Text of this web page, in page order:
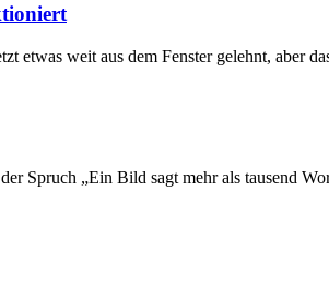
etwas weit aus dem Fenster gelehnt, aber
Spruch „Ein Bild sagt mehr als tausend